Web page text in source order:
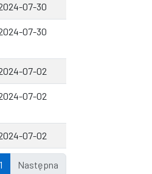
07-30
07-30
07-02
07-02
07-02
1 Następna